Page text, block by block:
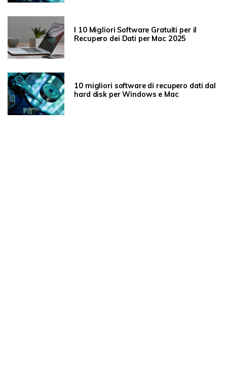
I 10 Migliori Software Gratuiti per il
Recupero dei Dati per Mac 2025
10 migliori software di recupero dati dal
hard disk per Windows e Mac